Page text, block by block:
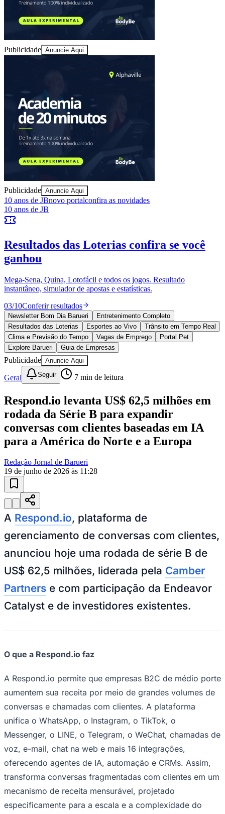
Juventude
Ceará
Goiás
Publicidade Anuncie Aqui
Publicidade Anuncie Aqui
10 anos de JBnovo portalconfira as novidades
10 anos de JB
Resultados das Loterias confira se você
ganhou
Mega-Sena, Quina, Lotofácil e todos os jogos. Resultado
instantâneo, simulador de apostas e estatísticas.
03/10Conferir resultados
Newsletter Bom Dia Barueri
Entretenimento Completo
Resultados das Loterias
Esportes ao Vivo
Trânsito em Tempo Real
Clima e Previsão do Tempo
Vagas de Emprego
Portal Pet
Explore Barueri
Guia de Empresas
Publicidade Anuncie Aqui
Geral Seguir 7 min de leitura
Respond.io levanta US$ 62,5 milhões em
rodada da Série B para expandir
conversas com clientes baseadas em IA
para a América do Norte e a Europa
Redação Jornal de Barueri
19 de junho de 2026 às 11:28
A Respond.io, plataforma de
gerenciamento de conversas com clientes,
anunciou hoje uma rodada de série B de
US$ 62,5 milhões, liderada pela Camber
Partners e com participação da Endeavor
Catalyst e de investidores existentes.
O que a Respond.io faz
A Respond.io permite que empresas B2C de médio porte
aumentem sua receita por meio de grandes volumes de
conversas e chamadas com clientes. A plataforma
unifica o WhatsApp, o Instagram, o TikTok, o
Messenger, o LINE, o Telegram, o WeChat, chamadas de
voz, e-mail, chat na web e mais 16 integrações,
oferecendo agentes de IA, automação e CRMs. Assim,
transforma conversas fragmentadas com clientes em um
mecanismo de receita mensurável, projetado
especificamente para a escala e a complexidade do